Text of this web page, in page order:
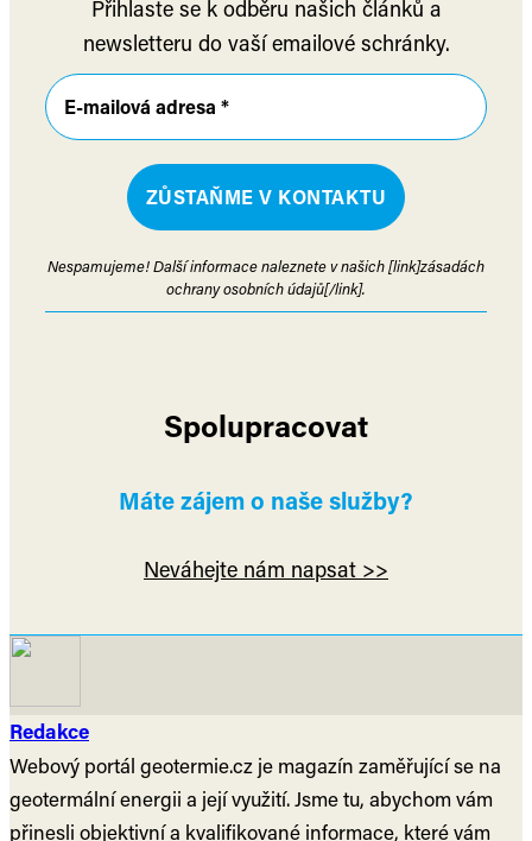
Přihlaste se k odběru našich článků a
newsletteru do vaší emailové schránky.
Nespamujeme! Další informace naleznete v našich [link]zásadách
ochrany osobních údajů[/link].
Spolupracovat
Máte zájem o naše služby?
Neváhejte nám napsat >>
Redakce
Webový portál geotermie.cz je magazín zaměřující se na
geotermální energii a její využití. Jsme tu, abychom vám
přinesli objektivní a kvalifikované informace, které vám